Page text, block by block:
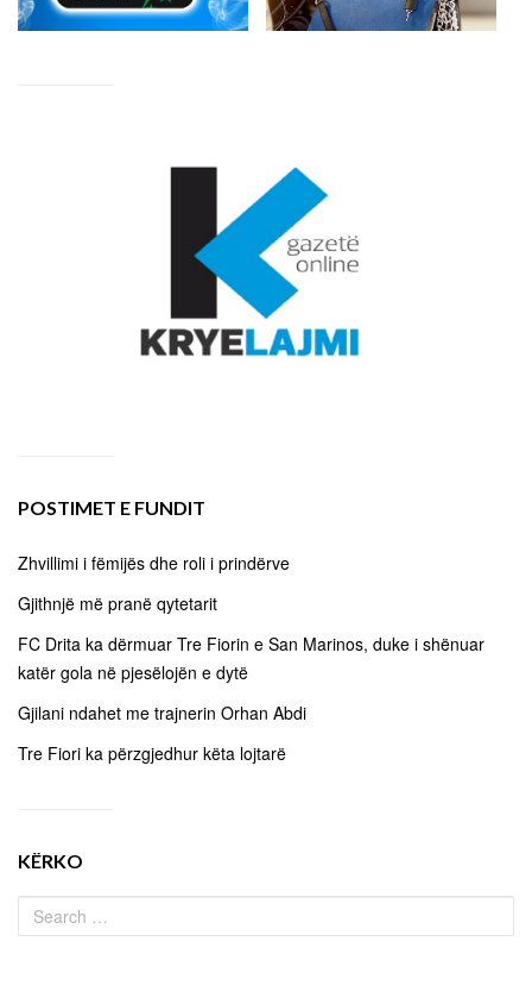
POSTIMET E FUNDIT
Zhvillimi i fëmijës dhe roli i prindërve
Gjithnjë më pranë qytetarit
FC Drita ka dërmuar Tre Fiorin e San Marinos, duke i shënuar
katër gola në pjesëlojën e dytë
Gjilani ndahet me trajnerin Orhan Abdi
Tre Fiori ka përzgjedhur këta lojtarë
KËRKO